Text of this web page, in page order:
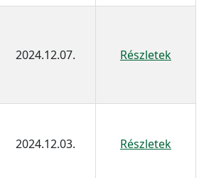
2024.12.07. Részletek
2024.12.03. Részletek